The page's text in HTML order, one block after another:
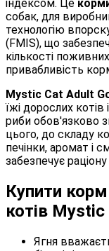
індексом. Це
собак, для
технологію
(FMIS), що
кількості
привабливість
Mystic Cat Adult
їжі дорослих
риби обов'язково
цього, до складу
печінки, аромат і
забезпечує
Купити
котів Mystic
Ягня